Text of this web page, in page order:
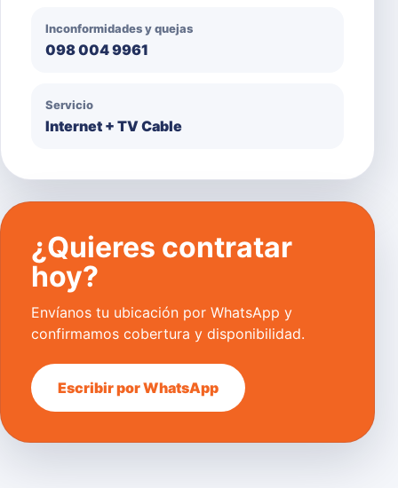
Inconformidades y quejas
098 004 9961
Servicio
Internet + TV Cable
¿Quieres contratar
hoy?
Envíanos tu ubicación por WhatsApp y
confirmamos cobertura y disponibilidad.
Escribir por WhatsApp